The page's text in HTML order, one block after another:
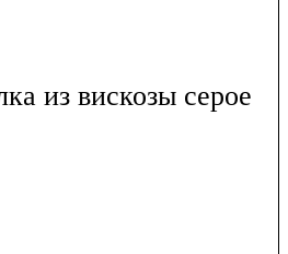
из вискозы серое